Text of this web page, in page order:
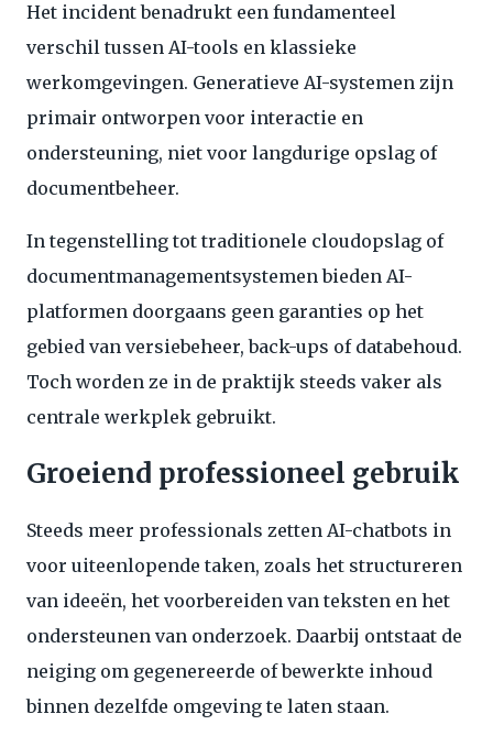
Het incident benadrukt een fundamenteel
verschil tussen AI-tools en klassieke
werkomgevingen. Generatieve AI-systemen zijn
primair ontworpen voor interactie en
ondersteuning, niet voor langdurige opslag of
documentbeheer.
In tegenstelling tot traditionele cloudopslag of
documentmanagementsystemen bieden AI-
platformen doorgaans geen garanties op het
gebied van versiebeheer, back-ups of databehoud.
Toch worden ze in de praktijk steeds vaker als
centrale werkplek gebruikt.
Groeiend professioneel gebruik
Steeds meer professionals zetten AI-chatbots in
voor uiteenlopende taken, zoals het structureren
van ideeën, het voorbereiden van teksten en het
ondersteunen van onderzoek. Daarbij ontstaat de
neiging om gegenereerde of bewerkte inhoud
binnen dezelfde omgeving te laten staan.